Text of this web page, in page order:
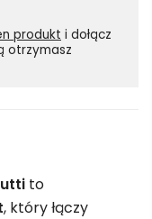
produkt i dołącz
otrzymasz
to
, który łączy